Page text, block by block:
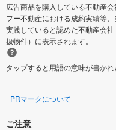
広告商品を購入している不動産
フー不動産における成約実績等
実践していると認めた不動産会
扱物件）に表示されます。
タップすると用語の意味が書かれ
PRマークについて
ご注意